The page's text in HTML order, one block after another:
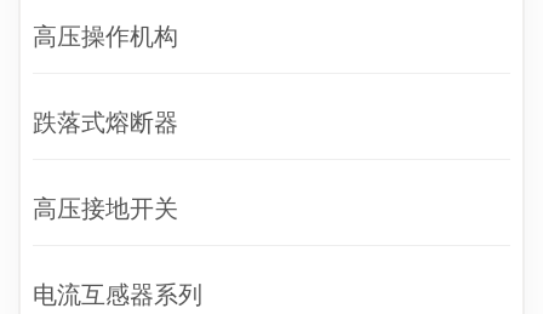
高压操作机构
跌落式熔断器
高压接地开关
电流互感器系列